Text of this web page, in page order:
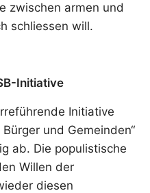
zwischen armen und
schliessen will.
Initiative
Initiative
und Gemeinden“
ab. Die populistische
Willen der
diesen